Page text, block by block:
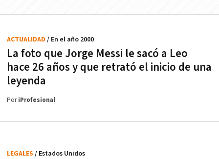
La foto que Jorge Messi le sacó a Leo
hace 26 años y que retrató el inicio de una
leyenda
ACTUALIDAD / En el año 2000
PoriProfesional
LEGALES / Estados Unidos